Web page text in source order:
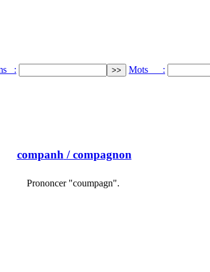
: Mots :
companh/ compagnon
Prononcer "coumpagn".